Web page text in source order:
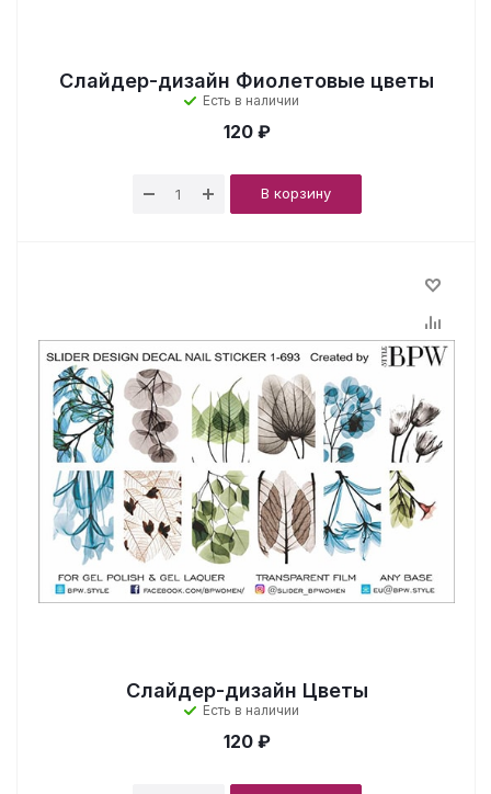
Слайдер-дизайн Фиолетовые цветы
Есть в наличии
120 ₽
В корзину
Слайдер-дизайн Цветы
Есть в наличии
120 ₽